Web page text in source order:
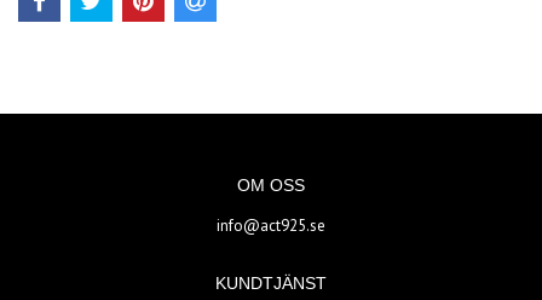
OM OSS
info@act925.se
KUNDTJÄNST